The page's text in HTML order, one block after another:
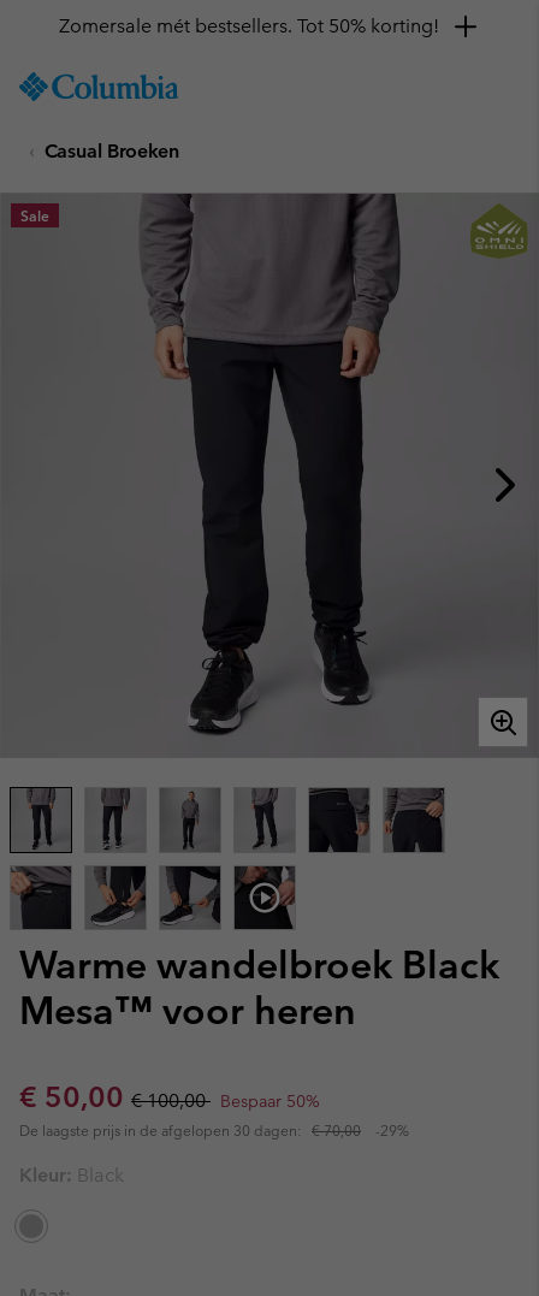
TO
SKIP
MAIN
NAV
Zomersale mét bestsellers. Tot 50% korting!
Casual Broeken
Warme wandelbroek Black
Mesa™ voor heren
Sale price:
€ 50,00 Regular price:
€ 100,00 Bespaar 50%
De laagste prijs in de afgelopen 30 dagen: € 70,00 -29%
Sale
Kleur: Black